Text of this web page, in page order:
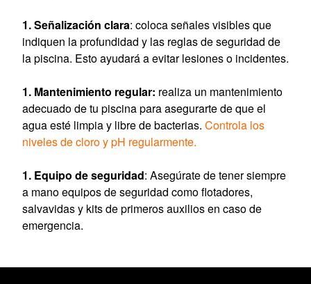
Señalización clara: coloca señales visibles que
indiquen la profundidad y las reglas de seguridad de
la piscina. Esto ayudará a evitar lesiones o incidentes.
Mantenimiento regular: realiza un mantenimiento
adecuado de tu piscina para asegurarte de que el
agua esté limpia y libre de bacterias. Controla los
niveles de cloro y pH regularmente.
Equipo de seguridad: Asegúrate de tener siempre
a mano equipos de seguridad como flotadores,
salvavidas y kits de primeros auxilios en caso de
emergencia.